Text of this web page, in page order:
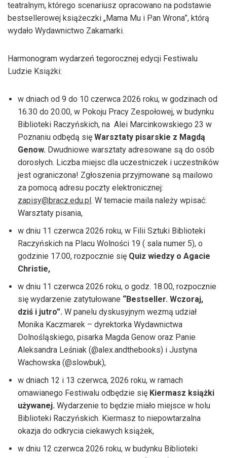
teatralnym, którego scenariusz opracowano na podstawie
bestsellerowej książeczki „Mama Mu i Pan Wrona”, którą
wydało Wydawnictwo Zakamarki.
Harmonogram wydarzeń tegorocznej edycji Festiwalu
Ludzie Książki:
w dniach od 9 do 10 czerwca 2026 roku, w godzinach od
16.30 do 20.00, w Pokoju Pracy Zespołowej, w budynku
Biblioteki Raczyńskich, na Alei Marcinkowskiego 23 w
Poznaniu odbędą się Warsztaty pisarskie z Magdą
Genow. Dwudniowe warsztaty adresowane są do osób
dorosłych. Liczba miejsc dla uczestniczek i uczestników
jest ograniczona! Zgłoszenia przyjmowane są mailowo
za pomocą adresu poczty elektronicznej:
zapisy@bracz.edu.pl. W temacie maila należy wpisać:
Warsztaty pisania,
w dniu 11 czerwca 2026 roku, w Filii Sztuki Biblioteki
Raczyńskich na Placu Wolności 19 ( sala numer 5), o
godzinie 17.00, rozpocznie się Quiz wiedzy o Agacie
Christie,
w dniu 11 czerwca 2026 roku, o godz. 18.00, rozpocznie
się wydarzenie zatytułowane “Bestseller. Wczoraj,
dziś i jutro”. W panelu dyskusyjnym wezmą udział
Monika Kaczmarek – dyrektorka Wydawnictwa
Dolnośląskiego, pisarka Magda Genow oraz Panie
Aleksandra Leśniak (@alex.andthebooks) i Justyna
Wachowska (@slowbuk),
w dniach 12 i 13 czerwca, 2026 roku, w ramach
omawianego Festiwalu odbędzie się Kiermasz książki
używanej. Wydarzenie to będzie miało miejsce w holu
Biblioteki Raczyńskich. Kiermasz to niepowtarzalna
okazja do odkrycia ciekawych książek,
w dniu 12 czerwca 2026 roku, w budynku Biblioteki